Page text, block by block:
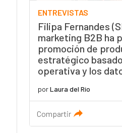
ENTREVISTAS
Filipa Fernandes
marketing B2B ha
promoción de
estratégico
operativa y los
porLaura del Río
Compartir